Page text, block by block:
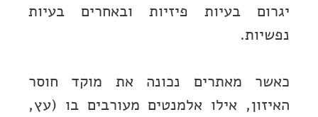
יגרום בעיות פיזיות ובאחרים בעיות
נפשיות.
כאשר מאתרים נכונה את מוקד חוסר
האיזון, אילו אלמנטים מעורבים בו (עץ,